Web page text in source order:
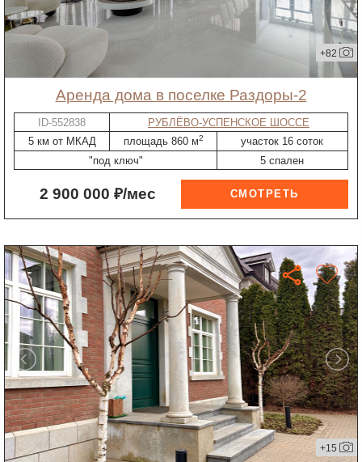
+82
Аренда дома в поселке Раздоры-2
ID-552838
РУБЛЁВО-УСПЕНСКОЕ ШОССЕ
5 км от МКАД
площадь 860 м2
участок 16 соток
"под ключ"
5 спален
2 900 000 ₽/мес
+15